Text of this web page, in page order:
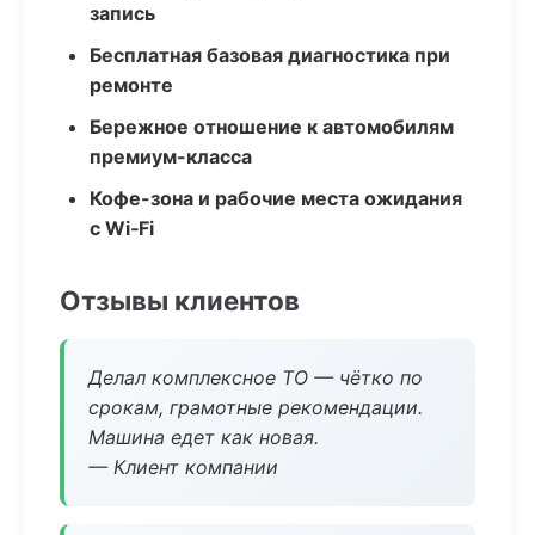
запись
Бесплатная базовая диагностика при
ремонте
Бережное отношение к автомобилям
премиум-класса
Кофе-зона и рабочие места ожидания
с Wi‑Fi
Отзывы клиентов
Делал комплексное ТО — чётко по
срокам, грамотные рекомендации.
Машина едет как новая.
— Клиент компании